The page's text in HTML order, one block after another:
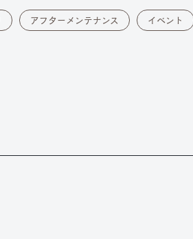
アフターメンテナンス イベント